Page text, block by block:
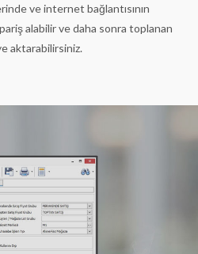
ve internet bağlantısının
alabilir ve daha sonra toplanan
aktarabilirsiniz.